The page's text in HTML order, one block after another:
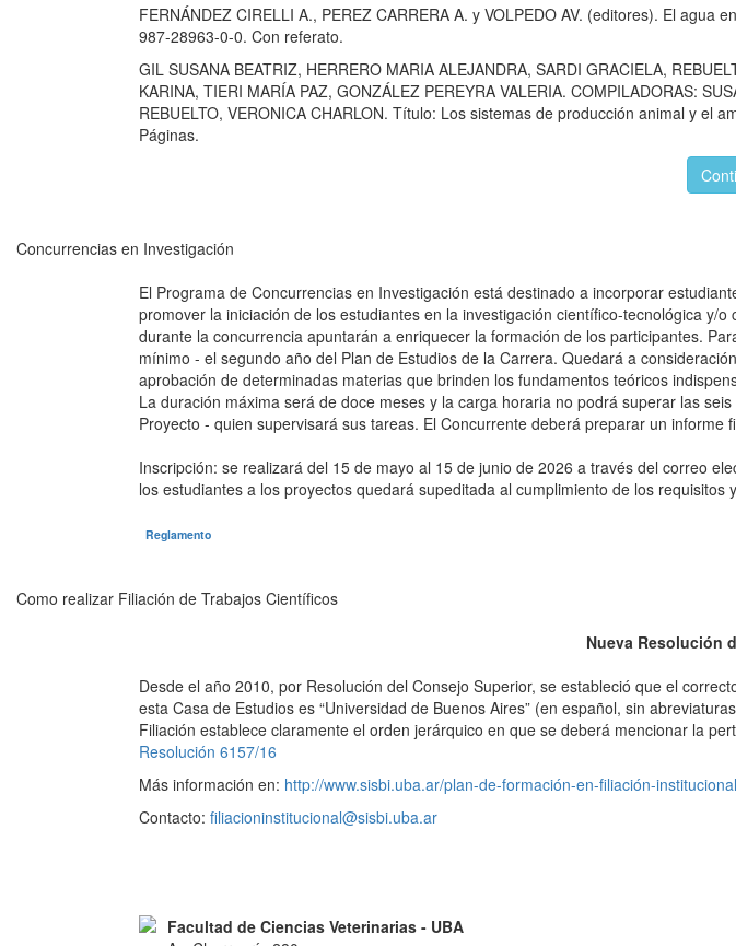
FERNÁNDEZ CIRELLI A., PEREZ CARRERA A. y VOLPEDO AV. (editores). El
987-28963-0-0. Con referato.
GIL SUSANA BEATRIZ, HERRERO MARIA ALEJANDRA, SARDI GRACIELA,
KARINA, TIERI MARÍA PAZ, GONZÁLEZ PEREYRA VALERIA. COMPILADORAS:
REBUELTO, VERONICA CHARLON. Título: Los sistemas de producción animal y el
Páginas.
Concurrencias en Investigación
El Programa de Concurrencias en Investigación está destinado a incorporar
promover la iniciación de los estudiantes en la investigación científico-tecnológica
durante la concurrencia apuntarán a enriquecer la formación de los participantes.
mínimo - el segundo año del Plan de Estudios de la Carrera. Quedará a
aprobación de determinadas materias que brinden los fundamentos teóricos
La duración máxima será de doce meses y la carga horaria no podrá superar las
Proyecto - quien supervisará sus tareas. El Concurrente deberá preparar un informe
Inscripción: se realizará del 15 de mayo al 15 de junio de 2026 a través del correo
los estudiantes a los proyectos quedará supeditada al cumplimiento de los requisitos
Reglamento
Como realizar Filiación de Trabajos Científicos
Nueva Resolución
Desde el año 2010, por Resolución del Consejo Superior, se estableció que el
esta Casa de Estudios es “Universidad de Buenos Aires” (en español, sin
Filiación establece claramente el orden jerárquico en que se deberá mencionar la
Resolución 6157/16
Más información en: http://www.sisbi.uba.ar/plan-de-formación-en-filiación-institucional
Contacto: filiacioninstitucional@sisbi.uba.ar
Facultad de Ciencias Veterinarias - UBA